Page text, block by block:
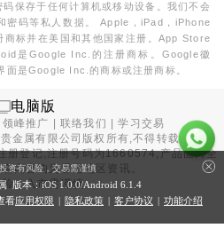
保存于任何计算机或移动设备。我们不会
密码等私人数据。 Apple，iPad，iPhone
标并在美国和其他国家注册。App Store
是Google Inc.的注册商标。Google徽
是Google Inc.的商标或注册商标。
电脑版
领峰推广 |联络我们 |学习交易
金属有限公司版权所有,不得转载
册登记,注册号码为1660574,产品面向全
内容均为香港地区资讯。
，入市需谨慎。
资有风险，交易需谨慎
版本：iOS 1.0.0/Android 6.1.4
看应用权限 | 隐私政策 | 客户协议 | 功能介绍